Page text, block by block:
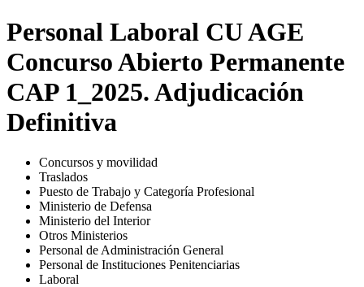
Personal Laboral CU AGE
Concurso Abierto Permanente
CAP 1_2025. Adjudicación
Definitiva
Concursos y movilidad
Traslados
Puesto de Trabajo y Categoría Profesional
Ministerio de Defensa
Ministerio del Interior
Otros Ministerios
Personal de Administración General
Personal de Instituciones Penitenciarias
Laboral